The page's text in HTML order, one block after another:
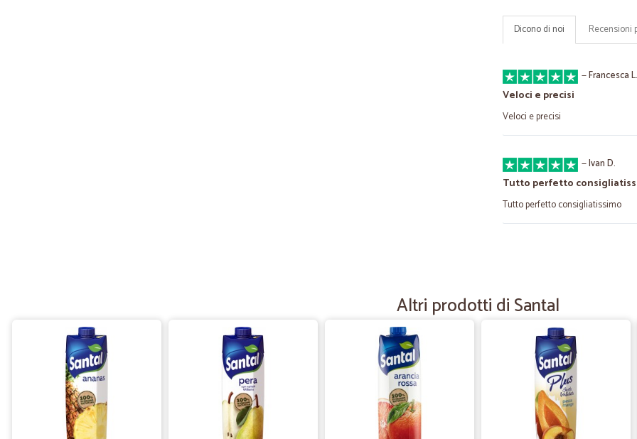
Dicono di noi Recensioni
—Francesca L.
Veloci e precisi
Veloci e precisi
—Ivan D.
Tutto perfetto
Tutto perfetto consigliatissimo
Sempre perfetti
Sempre perfetti
Altri prodotti di Santal